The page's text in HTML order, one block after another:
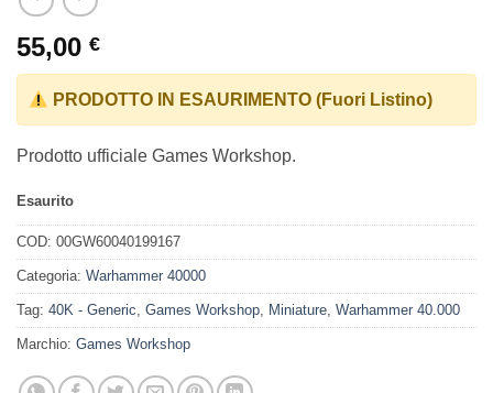
55,00 €
PRODOTTO IN ESAURIMENTO (Fuori Listino)
Prodotto ufficiale Games Workshop.
Esaurito
COD: 00GW60040199167
Categoria: Warhammer 40000
Tag: 40K - Generic Games Workshop Miniature Warhammer 40.000
Marchio: Games Workshop